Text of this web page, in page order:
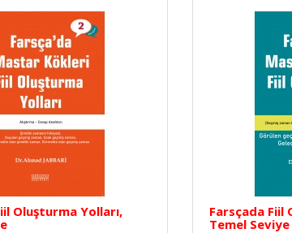
Oluşturma Yolları,
Farsçada Fiil
Temel Seviye